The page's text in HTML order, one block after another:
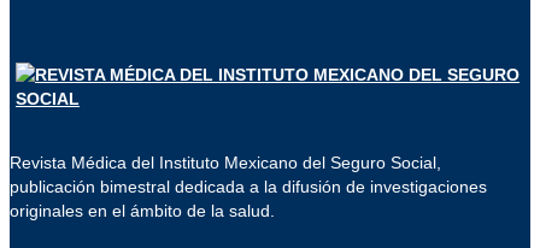
Revista Médica del Instituto Mexicano del Seguro Social,
publicación bimestral dedicada a la difusión de investigaciones
originales en el ámbito de la salud.